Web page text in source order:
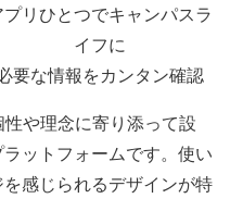
プリひとつでキャンパスラ
イフに
要な情報をカンタン確認
性や理念に寄り添って設
ットフォームです。使い
感じられるデザインが特